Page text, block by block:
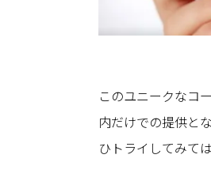
このユニークなコ
内だけでの提供と
ひトライしてみて